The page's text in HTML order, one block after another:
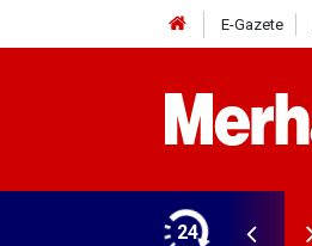
E-Gazete
24
Kampüsü'ne ziyaret